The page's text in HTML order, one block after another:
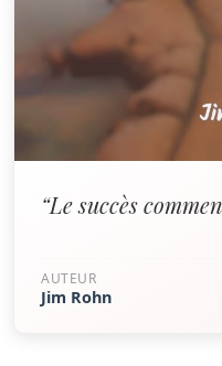
“Le succès
AUTEUR
Jim Rohn